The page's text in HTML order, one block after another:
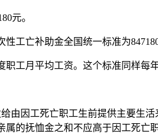
元。
工亡补助金全国统一标准为
工月平均工资。这个标准同样每
由因工死亡职工生前提供主要生
的抚恤金之和不应高于因工死亡